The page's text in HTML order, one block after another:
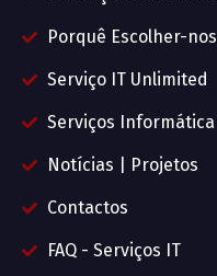
Porquê Escolher-nos
Serviço IT Unlimited
Serviços Informática
Notícias | Projetos
Contactos
FAQ - Serviços IT